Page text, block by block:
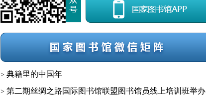
> 典籍里的中国年
> 第二期丝绸之路国际图书馆联盟图书馆员线上培训班举办